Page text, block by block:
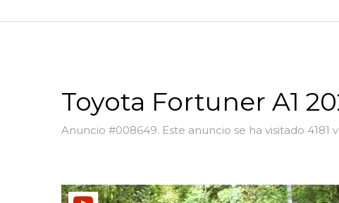
Toyota Fortuner A1
Anuncio #008649. Este anuncio se ha visitado 4181